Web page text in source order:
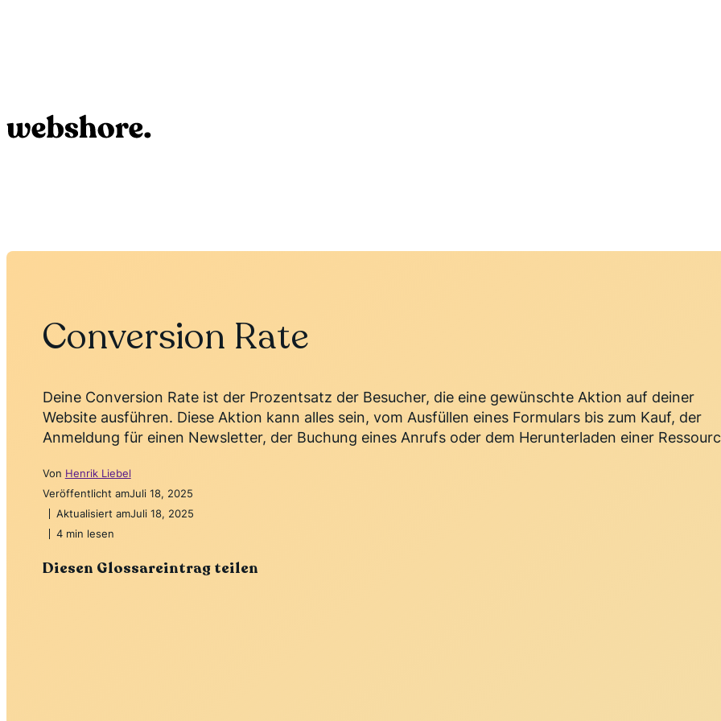
Conversion Rate
Deine Conversion Rate ist der Prozentsatz der Besucher, die eine gewünschte Aktion auf deiner
Website ausführen. Diese Aktion kann alles sein, vom Ausfüllen eines Formulars bis zum Kauf, der
Anmeldung für einen Newsletter, der Buchung eines Anrufs oder dem Herunterladen einer
Von Henrik Liebel
Veröffentlicht amJuli 18, 2025
Aktualisiert amJuli 18, 2025
4 min lesen
Diesen Glossareintrag teilen